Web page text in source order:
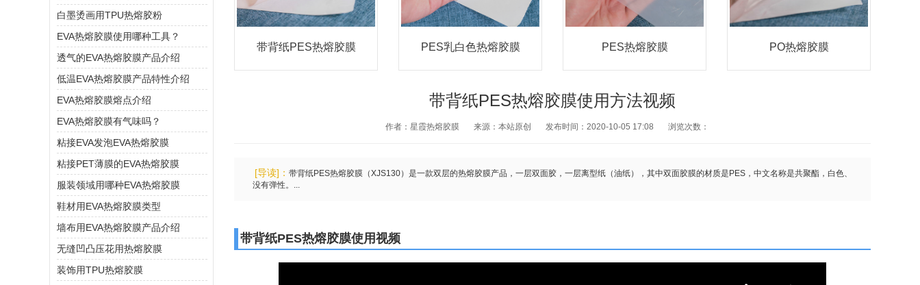
白墨烫画用TPU热熔胶粉
EVA热熔胶膜使用哪种工具？
透气的EVA热熔胶膜产品介绍
低温EVA热熔胶膜产品特性介绍
EVA热熔胶膜熔点介绍
EVA热熔胶膜有气味吗？
粘接EVA发泡EVA热熔胶膜
粘接PET薄膜的EVA热熔胶膜
服装领域用哪种EVA热熔胶膜
鞋材用EVA热熔胶膜类型
墙布用EVA热熔胶膜产品介绍
无缝凹凸压花用热熔胶膜
装饰用TPU热熔胶膜
带背纸PES热熔胶膜 PES乳白色热熔胶膜 PES热熔胶膜 PO热熔胶膜
带背纸PES热熔胶膜使用方法视频
作者：星霞热熔胶膜 来源：本站原创 发布时间：2020-10-05 17:08 浏览次数：
[导读]： 带背纸PES热熔胶膜（XJS130）是一款双层的热熔胶膜产品，一层双面胶，一层离型纸（油纸），其中双面胶膜的材质是PES，中文名称是共聚酯，白色、
没有弹性。...
带背纸PES热熔胶膜使用视频